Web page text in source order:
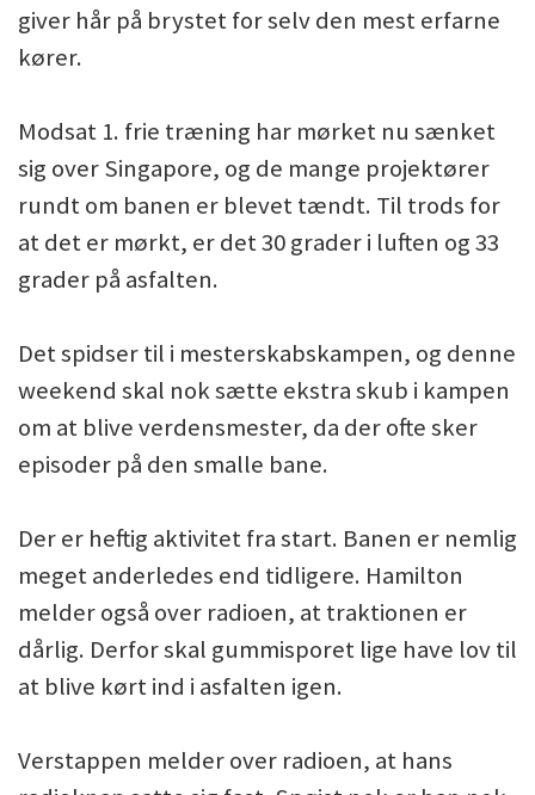
giver hår på brystet for selv den mest erfarne
kører.
Modsat 1. frie træning har mørket nu sænket
sig over Singapore, og de mange projektører
rundt om banen er blevet tændt. Til trods for
at det er mørkt, er det 30 grader i luften og 33
grader på asfalten.
Det spidser til i mesterskabskampen, og denne
weekend skal nok sætte ekstra skub i kampen
om at blive verdensmester, da der ofte sker
episoder på den smalle bane.
Der er heftig aktivitet fra start. Banen er nemlig
meget anderledes end tidligere. Hamilton
melder også over radioen, at traktionen er
dårlig. Derfor skal gummisporet lige have lov til
at blive kørt ind i asfalten igen.
Verstappen melder over radioen, at hans